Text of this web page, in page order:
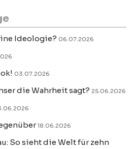
Ideologie? 06.07.2026
03.07.2026
die Wahrheit sagt? 25.06.2026
18.06.2026
So sieht die Welt für zehn